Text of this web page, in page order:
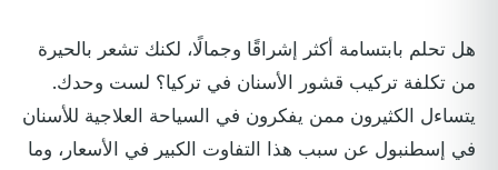
هل تحلم بابتسامة أكثر إشراقًا وجمالًا، لكنك تشعر بالحيرة
من تكلفة تركيب قشور الأسنان في تركيا؟ لست وحدك.
يتساءل الكثيرون ممن يفكرون في السياحة العلاجية للأسنان
في إسطنبول عن سبب هذا التفاوت الكبير في الأسعار، وما